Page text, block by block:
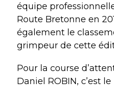
équipe
Route Bretonne en
également le
grimpeur de cette
Pour la course
Daniel ROBIN, c’est